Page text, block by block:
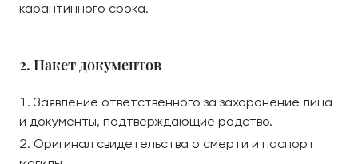
карантинного срока.
2. Пакет документов
Заявление ответственного за захоронение лица
и документы, подтверждающие родство.
Оригинал свидетельства о смерти и паспорт